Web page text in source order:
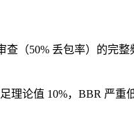
（50% 丢包率）的完
理论值 10%，BBR 严重